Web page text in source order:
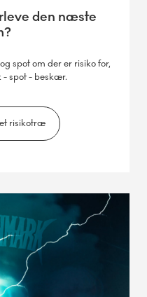
den næste
spot om der er risiko for,
- spot - beskær.
risikotræ